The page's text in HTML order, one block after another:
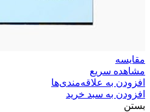
مقایسه
مشاهده سریع
افزودن به علاقه‌مندی‌ها
افزودن به سبد خرید
بستن